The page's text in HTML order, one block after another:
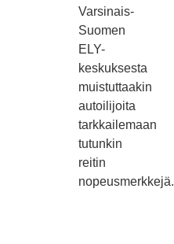
Varsinais-
Suomen
ELY-
keskuksesta
muistuttaakin
autoilijoita
tarkkailemaan
tutunkin
reitin
nopeusmerkkejä.